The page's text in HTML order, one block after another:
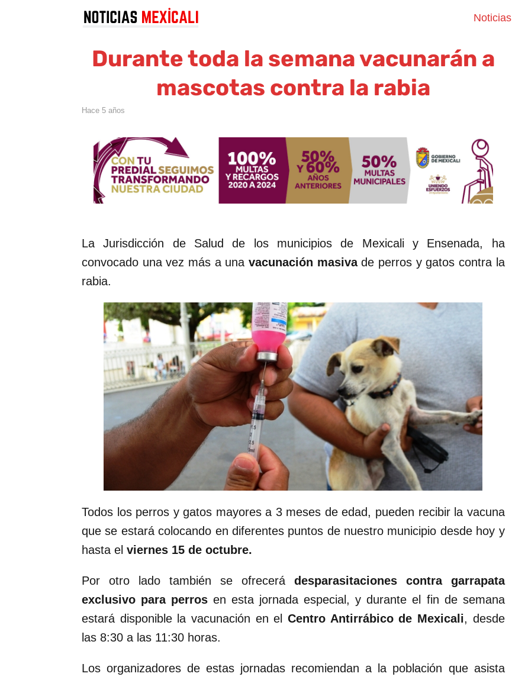
Noticias
Durante toda la semana vacunarán a
mascotas contra la rabia
hace 5 años
La Jurisdicción de Salud de los municipios de Mexicali y Ensenada, ha
convocado una vez más a una vacunación masivade perros y gatos contra la
rabia.
Todos los perros y gatos mayores a 3 meses de edad, pueden recibir la vacuna
que se estará colocando en diferentes puntos de nuestro municipio desde hoy y
hasta el viernes 15 de octubre.
Por otro lado también se ofrecerá desparasitaciones contra garrapata
exclusivo para perros en esta jornada especial, y durante el fin de semana
estará disponible la vacunación en el Centro Antirrábico de Mexicali, desde
las 8:30 a las 11:30 horas.
Los organizadores de estas jornadas recomiendan a la población que asista